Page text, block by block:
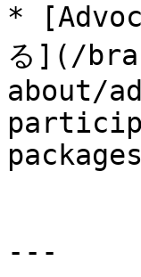
*
る](/
about/
---